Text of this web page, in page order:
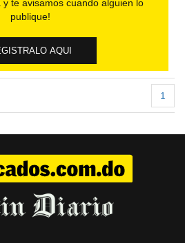
te avisamos cuando alguien lo
publique!
AQUI
1